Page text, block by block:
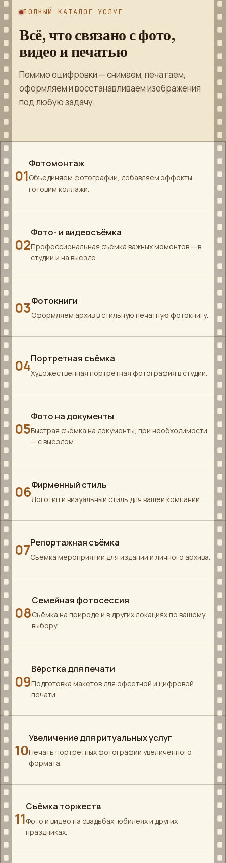
ПОЛНЫЙ КАТАЛОГ УСЛУГ
Всё, что связано с фото,
видео и печатью
Помимо оцифровки — снимаем, печатаем,
оформляем и восстанавливаем изображения
под любую задачу.
01
Фотомонтаж
Объединяем фотографии, добавляем эффекты,
готовим коллажи.
02
Фото- и видеосъёмка
Профессиональная съёмка важных моментов — в
студии и на выезде.
03Фотокниги
Оформляем архив в стильную печатную фотокнигу.
04Портретная съёмка
Художественная портретная фотография в студии.
05
Фото на документы
Быстрая съёмка на документы, при необходимости
— с выездом.
06Фирменный стиль
Логотип и визуальный стиль для вашей компании.
07Репортажная съёмка
Съёмка мероприятий для изданий и личного архива.
08
Семейная фотосессия
Съёмка на природе и в других локациях по вашему
выбору.
09
Вёрстка для печати
Подготовка макетов для офсетной и цифровой
печати.
10
Увеличение для ритуальных услуг
Печать портретных фотографий увеличенного
формата.
11
Съёмка торжеств
Фото и видео на свадьбах, юбилеях и других
праздниках.